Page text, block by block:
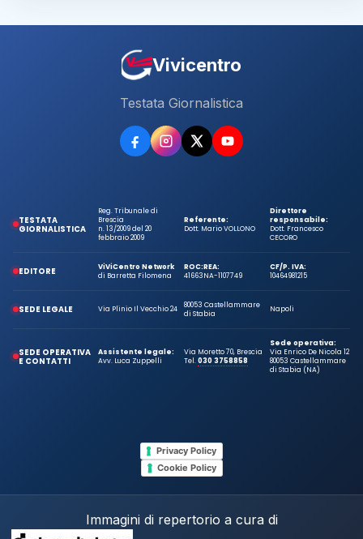
Vivicentro
Testata Giornalistica
TESTATA
GIORNALISTICA
Reg. Tribunale di
Brescia
n. 13/2009 del 20
febbraio 2009
Referente:
Dott. Mario VOLLONO
Direttore
responsabile:
Dott. Francesco
CECORO
EDITORE
ViViCentro Network
di Barretta Filomena
ROC:
41663
REA:
NA-1107749
CF/P. IVA:
10464981215
SEDE LEGALE Via Plinio Il Vecchio 24
80053 Castellammare
di Stabia
Napoli
SEDE OPERATIVA
E CONTATTI
Assistente legale:
Avv. Luca Zuppelli
Via Moretto 70, Brescia
Tel.030 3758858
Sede operativa:
Via Enrico De Nicola 12
80053 Castellammare
di Stabia (NA)
Privacy Policy
Cookie Policy
Immagini di repertorio a cura di